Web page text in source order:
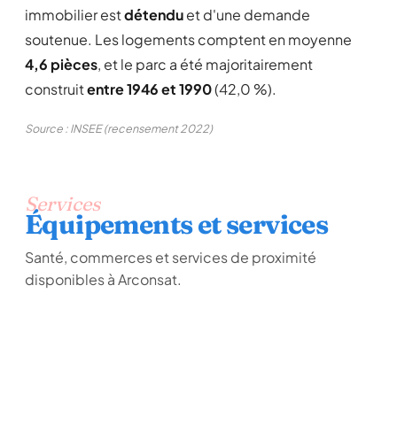
immobilier estdétenduet d'une demande
soutenue. Les logements comptent en moyenne
4,6 pièces, et le parc a été majoritairement
construitentre 1946 et 1990(42,0 %).
Source : INSEE (recensement 2022)
Services
Équipements et services
Santé, commerces et services de proximité
disponibles à Arconsat.